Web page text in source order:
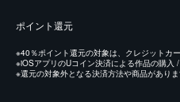
ポイント還元
※40％ポイント還元の対象は、クレジットカ
※iOSアプリのUコイン決済による作品の購入
※還元の対象外となる決済方法や商品があり